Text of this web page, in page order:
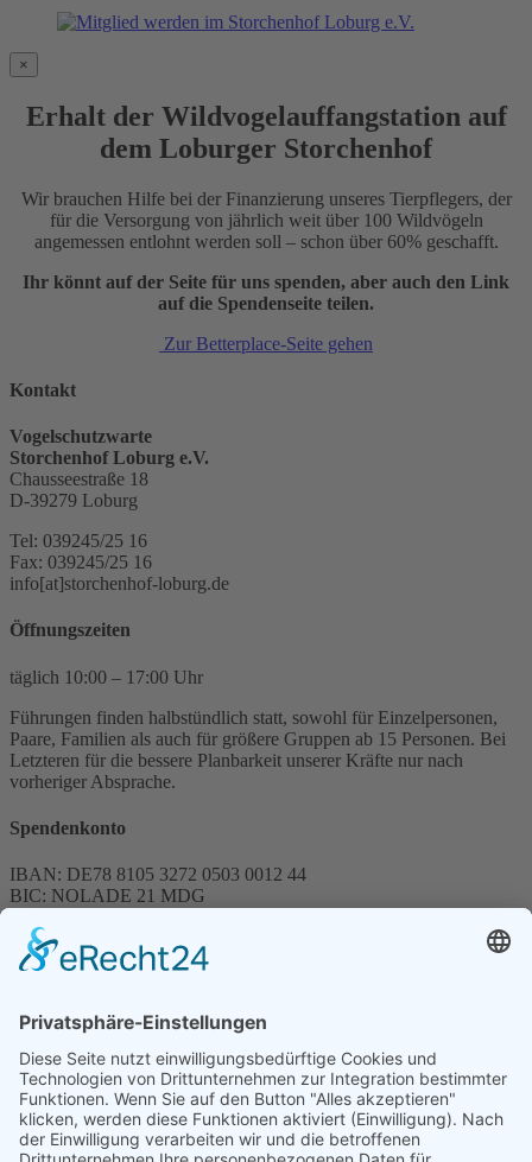
×
Erhalt der Wildvogelauffangstation auf
dem Loburger Storchenhof
Wir brauchen Hilfe bei der Finanzierung unseres Tierpflegers, der
für die Versorgung von jährlich weit über 100 Wildvögeln
angemessen entlohnt werden soll – schon über 60% geschafft.
Ihr könnt auf der Seite für uns spenden, aber auch den Link
auf die Spendenseite teilen.
Zur Betterplace-Seite gehen
Kontakt
Vogelschutzwarte
Storchenhof Loburg e.V.
Chausseestraße 18
D-39279 Loburg
Tel: 039245/25 16
Fax: 039245/25 16
info[at]storchenhof-loburg.de
Öffnungszeiten
täglich 10:00 – 17:00 Uhr
Führungen finden halbstündlich statt, sowohl für Einzelpersonen,
Paare, Familien als auch für größere Gruppen ab 15 Personen. Bei
Letzteren für die bessere Planbarkeit unserer Kräfte nur nach
vorheriger Absprache.
Spendenkonto
IBAN: DE78 8105 3272 0503 0012 44
BIC: NOLADE 21 MDG
Spenden können steuerlich abgesetzt werden
Förderung
© 1987 – 2025
Storchenhof Loburg e.V.